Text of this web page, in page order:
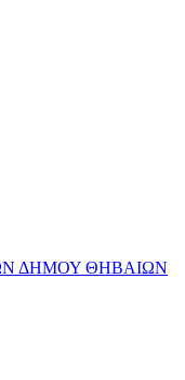
ΔΗΜΟΥ ΘΗΒΑΙΩΝ